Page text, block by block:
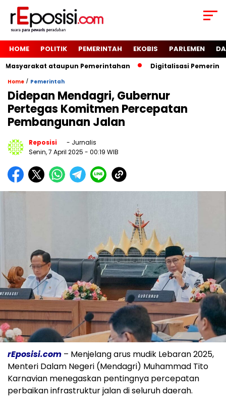
HOME POLITIK PEMERINTAH EKOBIS PARLEMEN
ataupun Pemerintahan Digitalisasi
Home / Pemerintah
Didepan Mendagri, Gubernur
Pertegas Komitmen Percepatan
Pembangunan Jalan
Reposisi
- Jurnalis
Senin, 7 April 2025 - 00:19 WIB
rEposisi.com – Menjelang arus mudik Lebaran 2025,
Menteri Dalam Negeri (Mendagri) Muhammad Tito
Karnavian menegaskan pentingnya percepatan
perbaikan infrastruktur jalan di seluruh daerah.